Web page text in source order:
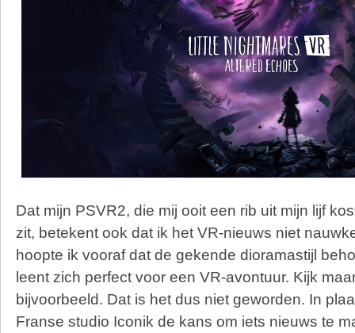
Dat mijn PSVR2, die mij ooit een rib uit mijn lijf
zit, betekent ook dat ik het VR-nieuws niet
hoopte ik vooraf dat de gekende dioramastijl
leent zich perfect voor een VR-avontuur. Kijk
bijvoorbeeld. Dat is het dus niet geworden. In
Franse studio Iconik de kans om iets nieuws te